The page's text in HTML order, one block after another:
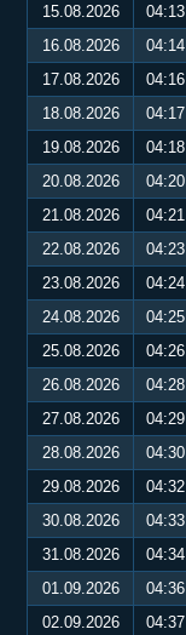
15.08.2026
04:13
16.08.2026
04:14
17.08.2026
04:16
18.08.2026
04:17
19.08.2026
04:18
20.08.2026
04:20
21.08.2026
04:21
22.08.2026
04:23
23.08.2026
04:24
24.08.2026
04:25
25.08.2026
04:26
26.08.2026
04:28
27.08.2026
04:29
28.08.2026
04:30
29.08.2026
04:32
30.08.2026
04:33
31.08.2026
04:34
01.09.2026
04:36
02.09.2026
04:37